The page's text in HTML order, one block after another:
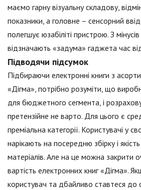
маємо гарну візуальну складову,
показники, а головне – сенсорний ввід,
полегшує юзабіліті пристрою. З
відзначають «задума» гаджета час
Підводячи підсумок
Підбираючи електронні книги з
«Дігма», потрібно розуміти, що
для бюджетного сегмента, і
претензійне не варто. Для цього є
преміальна категорії. Користувачі у
нарікають на посередню збірку і
матеріалів. Але на це можна закрити
вартість електронних книг «Дігма».
користувач та дбайливо ставтеся до